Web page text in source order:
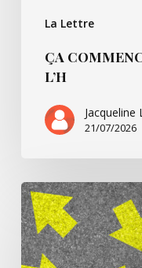
La Lettre
ÇA
L’H
Jacqueline
21/07/2026
Ça
commence
avec
Villarsbrandis…